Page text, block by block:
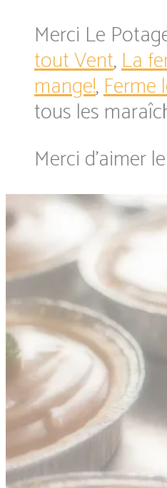
Merci Le
tout Vent,La
mange!,Ferme
tous les
Merci d’aimer